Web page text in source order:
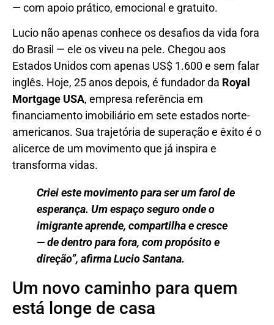
— com apoio prático, emocional e gratuito.
Lucio não apenas conhece os desafios da vida fora
do Brasil — ele os viveu na pele. Chegou aos
Estados Unidos com apenas US$ 1.600 e sem falar
inglês. Hoje, 25 anos depois, é fundador da Royal
Mortgage USA, empresa referência em
financiamento imobiliário em sete estados norte-
americanos. Sua trajetória de superação e êxito é o
alicerce de um movimento que já inspira e
transforma vidas.
Criei este movimento para ser um farol de
esperança. Um espaço seguro onde o
imigrante aprende, compartilha e cresce
— de dentro para fora, com propósito e
direção”, afirma Lucio Santana.
Um novo caminho para quem
está longe de casa